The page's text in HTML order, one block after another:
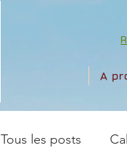
A
Tous les posts